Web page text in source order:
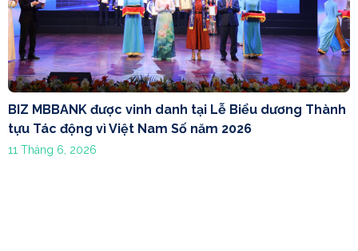
BIZ MBBANK được vinh danh tại Lễ Biểu dương Thành
tựu Tác động vì Việt Nam Số năm 2026
11 Tháng 6, 2026